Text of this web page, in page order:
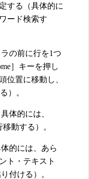
する（具体的に
ード検索す
の前に行を1つ
］キーを押し
位置に移動し、
）。
体的には、
動する）。
的には、あら
ト・テキスト
付ける）。